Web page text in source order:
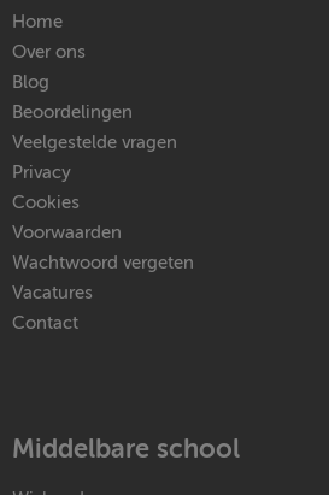
Home
Over ons
Blog
Beoordelingen
Veelgestelde vragen
Privacy
Cookies
Voorwaarden
Wachtwoord vergeten
Vacatures
Contact
Middelbare school